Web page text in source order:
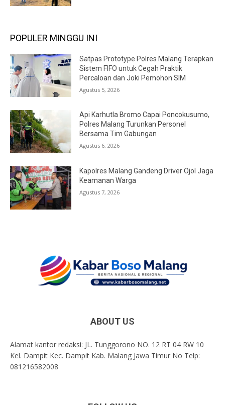
POPULER MINGGU INI
Satpas Prototype Polres Malang Terapkan
Sistem FIFO untuk Cegah Praktik
Percaloan dan Joki Pemohon SIM
Agustus 5, 2026
Api Karhutla Bromo Capai Poncokusumo,
Polres Malang Turunkan Personel
Bersama Tim Gabungan
Agustus 6, 2026
Kapolres Malang Gandeng Driver Ojol Jaga
Keamanan Warga
Agustus 7, 2026
ABOUT US
Alamat kantor redaksi: JL. Tunggorono NO. 12 RT 04 RW 10
Kel. Dampit Kec. Dampit Kab. Malang Jawa Timur No Telp:
081216582008